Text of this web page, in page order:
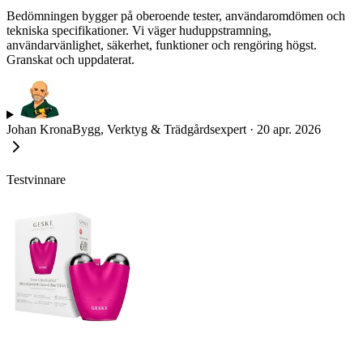
Bedömningen bygger på oberoende tester, användaromdömen och
tekniska specifikationer. Vi väger huduppstramning,
användarvänlighet, säkerhet, funktioner och rengöring högst.
Granskat och uppdaterat.
Johan KronaBygg, Verktyg & Trädgårdsexpert · 20 apr. 2026
Testvinnare